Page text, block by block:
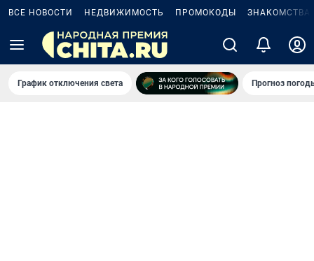
ВСЕ НОВОСТИ НЕДВИЖИМОСТЬ ПРОМОКОДЫ ЗНАКОМСТВА
График отключения света Прогноз